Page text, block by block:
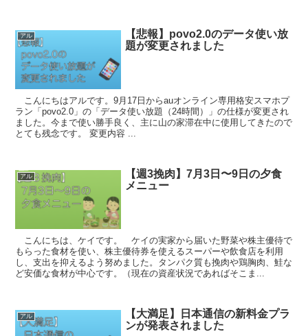
アル
【悲報】povo2.0のデータ使い放
題が変更されました
こんにちはアルです。9月17日からauオンライン専用格安スマホプ
ラン「povo2.0」の「データ使い放題（24時間）」の仕様が変更され
ました。今まで使い勝手良く、主に山の家滞在中に使用してきたので
とても残念です。 変更内容 ...
アル
【週3挽肉】7月3日〜9日の夕食
メニュー
こんにちは、ケイです。 ケイの実家から届いた野菜や株主優待で
もらった食材を使い、株主優待券を使えるスーパーや飲食店を利用
し、支出を抑えるよう努めました。タンパク質も挽肉や鶏胸肉、鮭な
ど安価な食材が中心です。（現在の資産状況であればそこま...
アル
【大満足】日本通信の新料金プラ
ンが発表されました